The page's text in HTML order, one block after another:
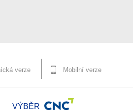
verze Mobilní verze
VÝBĚR